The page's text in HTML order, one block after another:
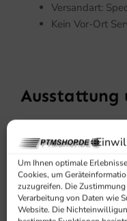
Um Ihnen optimale
Cookies, um
zuzugreifen. Die
Verarbeitung von Daten wie
Website. Die
Versandart:
Kein Vor-Ort
Ausstattung
Mit einem
Tiefgezogenes
zusätzliche
mit Aufkantung
KEIN Vor-Ort